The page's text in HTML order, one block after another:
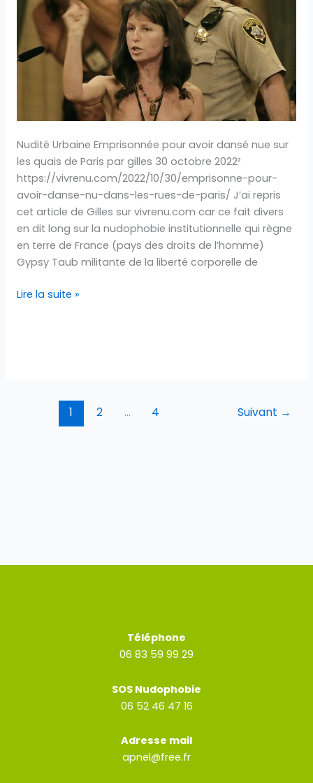
Nudité Urbaine Emprisonnée pour avoir dansé nue sur
les quais de Paris par gilles 30 octobre 2022²
https://vivrenu.com/2022/10/30/emprisonne-pour-
avoir-danse-nu-dans-les-rues-de-paris/ J’ai repris
cet article de Gilles sur vivrenu.com car ce fait divers
en dit long sur la nudophobie institutionnelle qui règne
en terre de France (pays des droits de l’homme)
Gypsy Taub militante de la liberté corporelle de
nue
sur
les
quais
août
2017
Lire la suite »
1 2 … 4 Suivant →
Téléphone
06 83 59 99 29
SOS Nudophobie
06 52 46 47 16
Adresse mail
apnel@free.fr